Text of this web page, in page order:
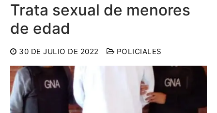
Trata sexual de menores
de edad
30 DE JULIO DE 2022 POLICIALES